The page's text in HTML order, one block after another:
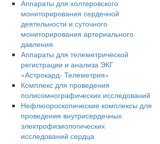
Аппараты для холтеровского
мониторирования сердечной
деятельности и суточного
мониторирования артериального
давления
Аппараты для телеметрической
регистрации и анализа ЭКГ
«Астрокард- Телеметрия»
Комплекс для проведения
полисомнографических исследований
Нефлюороскопические комплексы для
проведения внутрисердечных
электрофизиологических
исследований сердца